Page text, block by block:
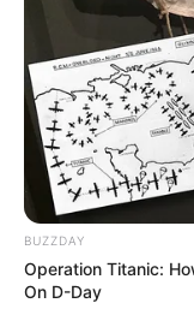
BUZZDAY
Operation Titanic:
On D-Day